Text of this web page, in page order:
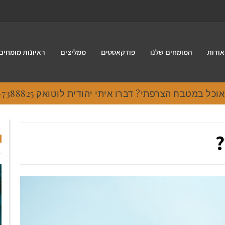
אודות המומחים שלנו פודקאסטים ממליצים ראיונות
במטבח הצרפתי? דברו איתי יהודית לוטואק 054-7388825.